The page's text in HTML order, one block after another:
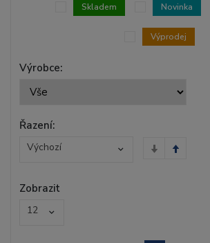
Výrobce:
Skladem Novinka
Výprodej
Řazení:
Výchozí
Zobrazit
12